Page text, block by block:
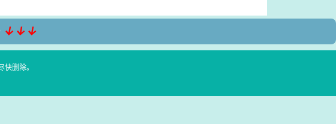
↓↓↓
删除。